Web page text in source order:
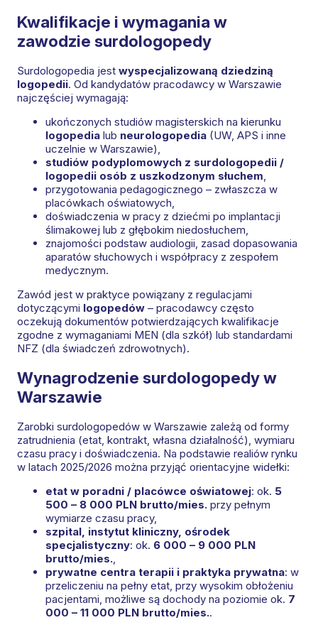
Kwalifikacje i wymagania w
zawodzie surdologopedy
Surdologopedia jest wyspecjalizowaną dziedziną
logopedii. Od kandydatów pracodawcy w Warszawie
najczęściej wymagają:
ukończonych studiów magisterskich na kierunku
logopedia lub neurologopedia (UW, APS i inne
uczelnie w Warszawie),
studiów podyplomowych z surdologopedii /
logopedii osób z uszkodzonym słuchem
przygotowania pedagogicznego – zwłaszcza w
placówkach oświatowych,
doświadczenia w pracy z dziećmi po implantacji
ślimakowej lub z głębokim niedosłuchem,
znajomości podstaw audiologii, zasad dopasowania
aparatów słuchowych i współpracy z zespołem
medycznym.
Zawód jest w praktyce powiązany z regulacjami
dotyczącymi logopedów – pracodawcy często
oczekują dokumentów potwierdzających kwalifikacje
zgodne z wymaganiami MEN (dla szkół) lub standardami
NFZ (dla świadczeń zdrowotnych).
Wynagrodzenie surdologopedy w
Warszawie
Zarobki surdologopedów w Warszawie zależą od formy
zatrudnienia (etat, kontrakt, własna działalność), wymiaru
czasu pracy i doświadczenia. Na podstawie realiów rynku
w latach 2025/2026 można przyjąć orientacyjne widełki:
etat w poradni / placówce oświatowej: ok. 5
500 – 8 000 PLN brutto/mies. przy pełnym
wymiarze czasu pracy,
szpital, instytut kliniczny, ośrodek
specjalistyczny: ok. 6 000 – 9 000 PLN
brutto/mies.,
prywatne centra terapii i praktyka prywatna: w
przeliczeniu na pełny etat, przy wysokim obłożeniu
pacjentami, możliwe są dochody na poziomie ok. 7
000 – 11 000 PLN brutto/mies..